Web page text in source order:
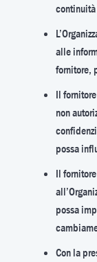
alle
fornitore,
Il
non
possa
Il
possa
Con la